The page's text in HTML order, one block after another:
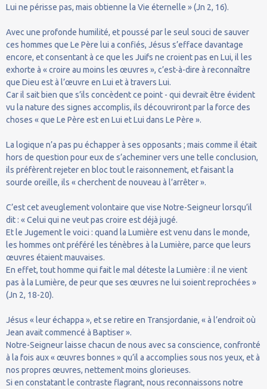
Lui ne périsse pas, mais obtienne la Vie éternelle » (Jn 2, 16).
Avec une profonde humilité, et poussé par le seul souci de sauver
ces hommes que Le Père lui a confiés, Jésus s’efface davantage
encore, et consentant à ce que les Juifs ne croient pas en Lui, il les
exhorte à « croire au moins les œuvres », c’est-à-dire à reconnaître
que Dieu est à l’œuvre en Lui et à travers Lui.
Car il sait bien que s’ils concèdent ce point - qui devrait être évident
vu la nature des signes accomplis, ils découvriront par la force des
choses « que Le Père est en Lui et Lui dans Le Père ».
La logique n’a pas pu échapper à ses opposants ; mais comme il était
hors de question pour eux de s’acheminer vers une telle conclusion,
ils préfèrent rejeter en bloc tout le raisonnement, et faisant la
sourde oreille, ils « cherchent de nouveau à l’arrêter ».
C’est cet aveuglement volontaire que vise Notre-Seigneur lorsqu’il
dit : « Celui qui ne veut pas croire est déjà jugé.
Et le Jugement le voici : quand la Lumière est venu dans le monde,
les hommes ont préféré les ténèbres à la Lumière, parce que leurs
œuvres étaient mauvaises.
En effet, tout homme qui fait le mal déteste la Lumière : il ne vient
pas à la Lumière, de peur que ses œuvres ne lui soient reprochées »
(Jn 2, 18-20).
Jésus « leur échappa », et se retire en Transjordanie, « à l’endroit où
Jean avait commencé à Baptiser ».
Notre-Seigneur laisse chacun de nous avec sa conscience, confronté
à la fois aux « œuvres bonnes » qu’il a accomplies sous nos yeux, et à
nos propres œuvres, nettement moins glorieuses.
Si en constatant le contraste flagrant, nous reconnaissons notre